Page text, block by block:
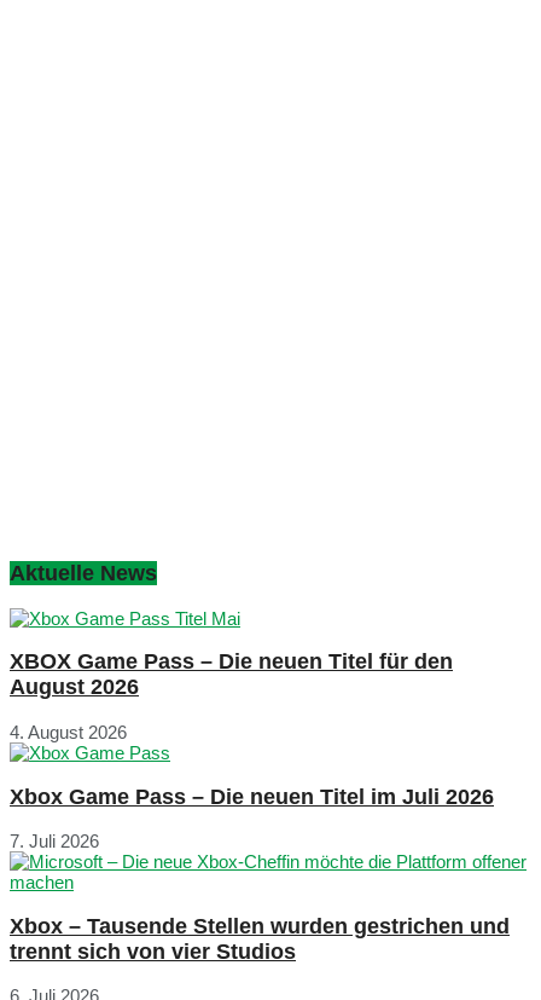
Aktuelle News
XBOX Game Pass – Die neuen Titel für den
August 2026
4. August 2026
Xbox Game Pass – Die neuen Titel im Juli 2026
7. Juli 2026
Xbox – Tausende Stellen wurden gestrichen und
trennt sich von vier Studios